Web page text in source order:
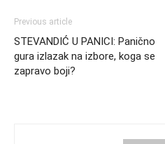
Previous article
STEVANDIĆ U PANICI: Panično
gura izlazak na izbore, koga se
zapravo boji?